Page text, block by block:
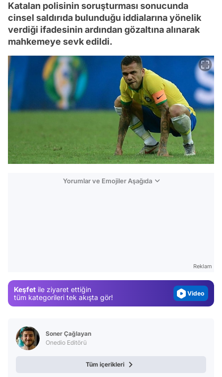
Katalan polisinin soruşturması sonucunda
cinsel saldırıda bulunduğu iddialarına yönelik
verdiği ifadesinin ardından gözaltına alınarak
mahkemeye sevk edildi.
Yorumlar ve Emojiler Aşağıda
Reklam
Keşfet ile ziyaret ettiğin
tüm kategorileri tek akışta gör!
Video
Soner Çağlayan
Onedio Editörü
Tüm içerikleri